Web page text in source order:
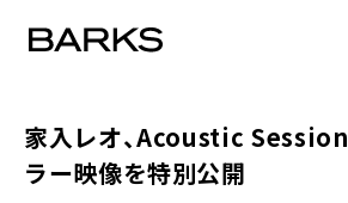
家入レオ、Acoustic
ラー映像を特別公開